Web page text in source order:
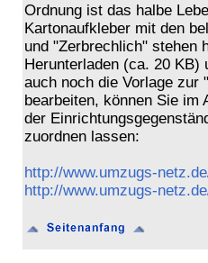
Ordnung ist das halbe
Kartonaufkleber mit den
und "Zerbrechlich" stehen
Herunterladen (ca. 20 KB)
auch noch die Vorlage zur
bearbeiten, können Sie im
der
zuordnen lassen:
http://www.umzugs-
http://www.umzugs-